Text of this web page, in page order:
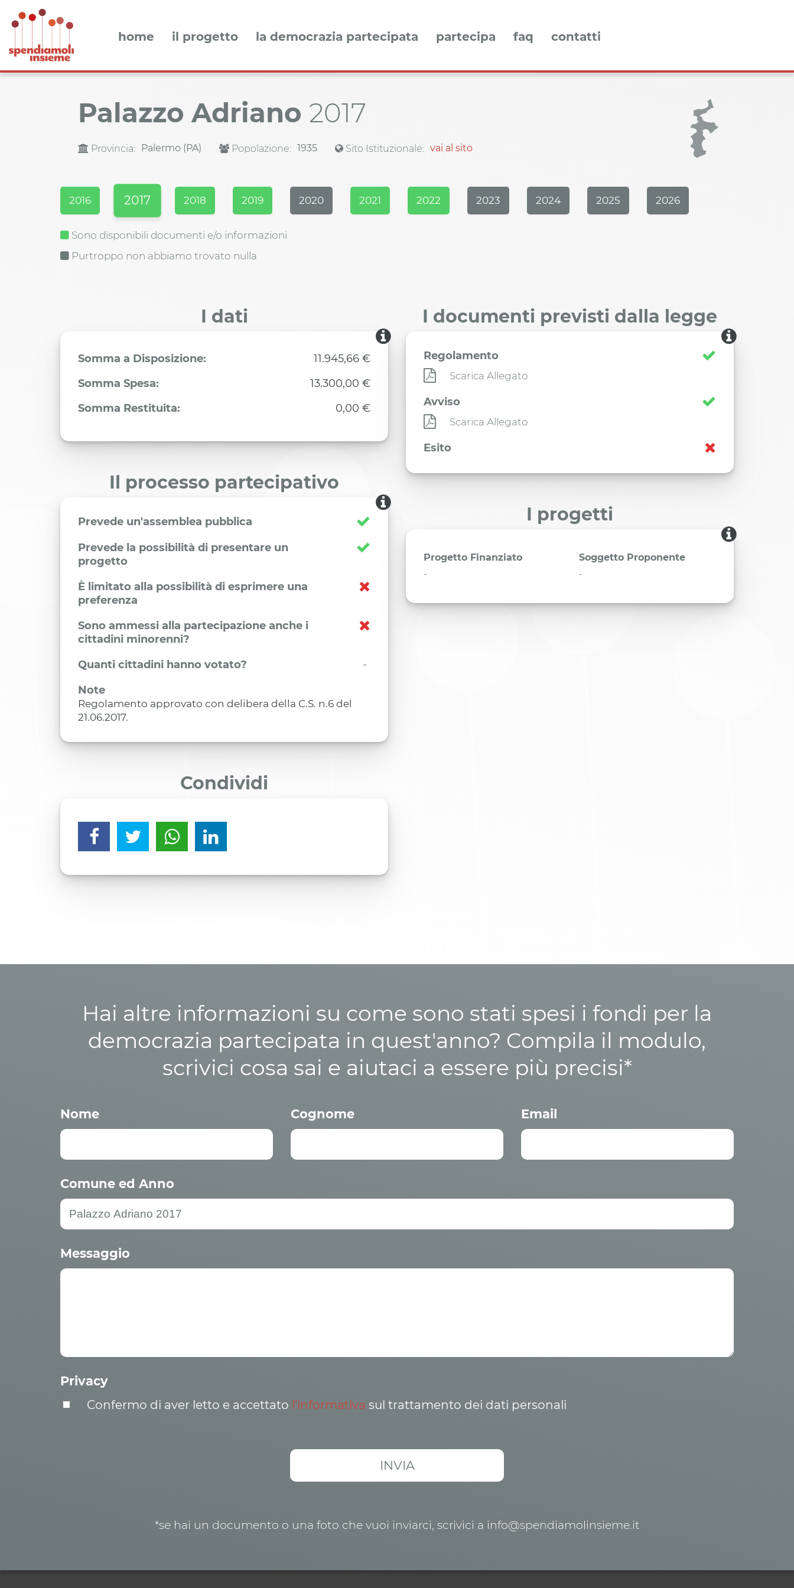
home il progetto la democrazia partecipata partecipa faq contatti
Palazzo Adriano 2017
Provincia: Palermo (PA) Popolazione: 1935 Sito Istituzionale: vai al sito
2016 2017 2018 2019 2020 2021 2022 2023 2024 2025 2026
Sono disponibili documenti e/o informazioni
Purtroppo non abbiamo trovato nulla
I dati
Somma a Disposizione:
11.945,66 €
Somma Spesa:
13.300,00 €
Somma Restituita:
0,00 €
I documenti previsti dalla legge
Regolamento
Scarica Allegato
Avviso
Scarica Allegato
Esito
Il processo partecipativo
Prevede un'assemblea pubblica
Prevede la possibilità di presentare un
progetto
È limitato alla possibilità di esprimere una
preferenza
Sono ammessi alla partecipazione anche i
cittadini minorenni?
Quanti cittadini hanno votato?
-
Note
Regolamento approvato con delibera della C.S. n.6 del
21.06.2017.
I progetti
Progetto Finanziato
Soggetto Proponente
-
-
Condividi
Hai altre informazioni su come sono stati spesi i fondi per la
democrazia partecipata in quest'anno? Compila il modulo,
scrivici cosa sai e aiutaci a essere più precisi*
Nome Cognome Email
Comune ed Anno
Messaggio
Privacy
Confermo di aver letto e accettato l’informativa sul trattamento dei dati personali
*se hai un documento o una foto che vuoi inviarci, scrivici a info@spendiamolinsieme.it